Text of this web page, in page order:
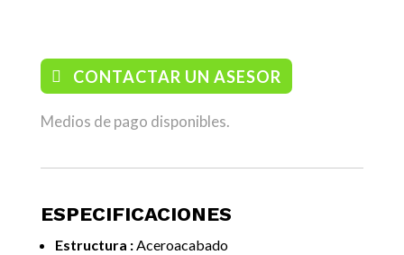
CONTACTAR UN ASESOR
Medios de pago disponibles.
ESPECIFICACIONES
Estructura :Aceroacabado